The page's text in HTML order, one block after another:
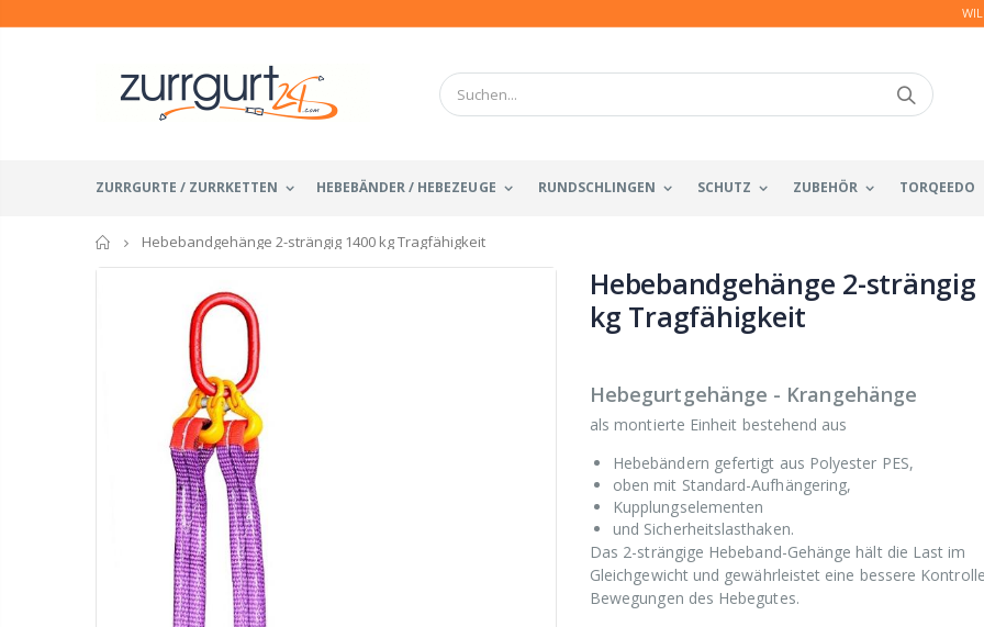
ZURRGURTE / ZURRKETTEN HEBEBÄNDER / HEBEZEUGE RUNDSCHLINGEN SCHUTZ ZUBEHÖR TORQEEDO
Startseite
Hebebandgehänge 2-strängig 1400 kg Tragfähigkeit
Hebebandgehänge 2-strängig
kg Tragfähigkeit
Hebegurtgehänge - Krangehänge
als montierte Einheit bestehend aus
Hebebändern gefertigt aus Polyester PES,
oben mit Standard-Aufhängering,
Kupplungselementen
und Sicherheitslasthaken.
Das 2-strängige Hebeband-Gehänge hält die Last im
Gleichgewicht und gewährleistet eine bessere
Bewegungen des Hebegutes.